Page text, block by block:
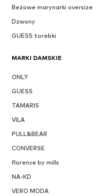
Beżowe marynarki oversize
Dzwony
GUESS torebki
MARKI DAMSKIE
ONLY
GUESS
TAMARIS
VILA
PULL&BEAR
CONVERSE
florence by mills
NA-KD
VERO MODA